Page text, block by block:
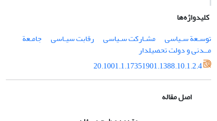
کلیدواژه‌ها
توسـعة سـیاسی
مشـارکت سـیاسی رقابت سیـاسی
جامـعة
مــدنی و دولت تحصیلدار
20.1001.1.17351901.1388.10.1.2.4
اصل مقاله